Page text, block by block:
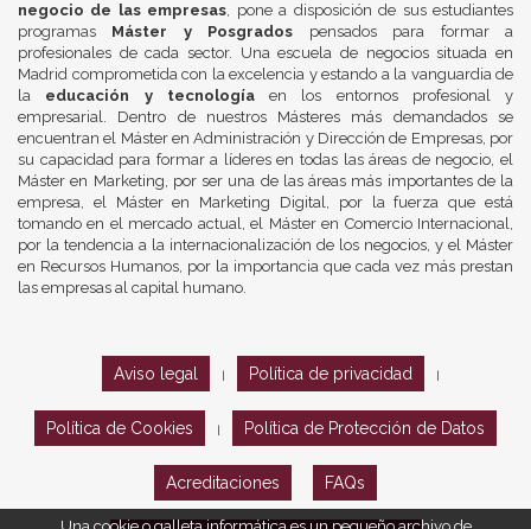
negocio de las empresas, pone a disposición de sus estudiantes
programas Máster y Posgrados pensados para formar a
profesionales de cada sector. Una escuela de negocios situada en
Madrid comprometida con la excelencia y estando a la vanguardia de
la educación y tecnologíaen los entornos profesional y
empresarial. Dentro de nuestros Másteres más demandados se
encuentran el Máster en Administración y Dirección de Empresas, por
su capacidad para formar a líderes en todas las áreas de negocio, el
Máster en Marketing, por ser una de las áreas más importantes de la
empresa, el Máster en Marketing Digital, por la fuerza que está
tomando en el mercado actual, el Máster en Comercio Internacional,
por la tendencia a la internacionalización de los negocios, y el Máster
en Recursos Humanos, por la importancia que cada vez más prestan
las empresas al capital humano.
Aviso legal Política de privacidad
Política de Cookies Política de Protección de Datos
Acreditaciones FAQs